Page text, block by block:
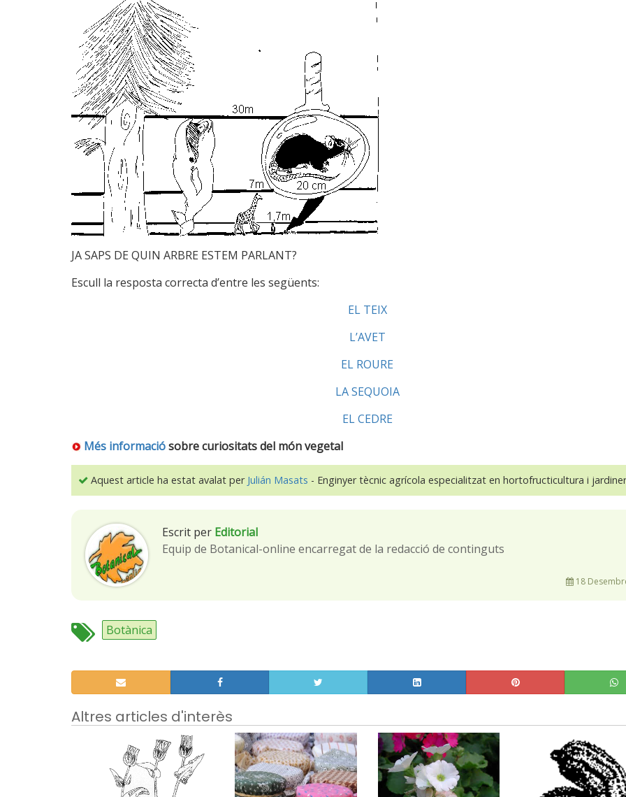
JA SAPS DE QUIN ARBRE ESTEM PARLANT?
Escull la resposta correcta d’entre les següents:
EL TEIX
L’AVET
EL ROURE
LA SEQUOIA
EL CEDRE
Més informaciósobre curiositats del món vegetal
Aquest article ha estat avalat per Julián Masats - Enginyer tècnic agrícola especialitzat en hortofructicultura i
Escrit per Editorial
Equip de Botanical-online encarregat de la redacció de continguts
18
Botànica
Altres articles d'interès